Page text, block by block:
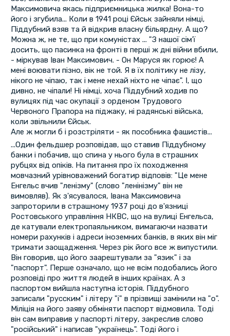
Максимовича якась підприємницька жилка! Вона-то
його і згубила... Коли в 1941 році Єйськ зайняли німці,
Піддубний взяв та й відкрив власну більярдну. А що?
Можна ж, не те, що при комуністах ... "З нашої сім'ї
досить, що пасинка на фронті в перші ж дні війни вбили,
- міркував Іван Максимович. - Он Маруся як горює! А
мені воювати пізно, вік не той. Я в їх політику не лізу,
нікого не чіпаю, так і мене нехай ніхто не чіпає". І, що
дивно, не чіпали! Ні німці, хоча Піддубний ходив по
вулицях під час окупації з орденом Трудового
Червоного Прапора на піджаку, ні радянські війська,
коли звільнили Єйськ.
Але ж могли б і розстріляти - як пособника фашистів...
...Один фельдшер розповідав, що ставив Піддубному
банки і побачив, що спина у нього була в страшних
рубцях від опіків. На питання про їх походження
мовчазний урівноважений богатир відповів: "Це мене
Енгельс вчив "ленізму" (слово "ленінізму" він не
вимовляв). Як з'ясувалося, Івана Максимовича
запроторили в страшному 1937 році до в'язниці
Ростовського управління НКВС, що на вулиці Енгельса,
де катували електропаяльником, вимагаючи назвати
номери рахунків і адреси іноземних банків, в яких він міг
тримати заощадження. Через рік його все ж випустили.
Він говорив, що його заарештували за "язик" і за
"паспорт". Перше означало, що не всім подобались його
розповіді про життя людей в інших країнах. А з
паспортом вийшла наступна історія. Піддубного
записали "русским" і літеру "і" в прізвищі замінили на "о".
Міліція на його заяву обміняти паспорт відмовила. Тоді
він сам виправив у паспорті літеру, закреслив слово
"російський" і написав "українець". Тоді його і